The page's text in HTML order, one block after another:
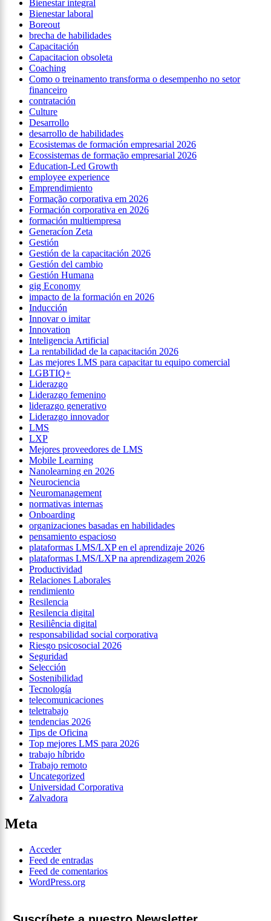
Bienestar integral
Bienestar laboral
Boreout
brecha de habilidades
Capacitación
Capacitacion obsoleta
Coaching
Como o treinamento transforma o desempenho no setor
financeiro
contratación
Culture
Desarrollo
desarrollo de habilidades
Ecosistemas de formación empresarial 2026
Ecossistemas de formação empresarial 2026
Education-Led Growth
employee experience
Emprendimiento
Formação corporativa em 2026
Formación corporativa en 2026
formación multiempresa
Generacíon Zeta
Gestión
Gestión de la capacitación 2026
Gestión del cambio
Gestión Humana
gig Economy
impacto de la formación en 2026
Inducción
Innovar o imitar
Innovation
Inteligencia Artificial
La rentabilidad de la capacitación 2026
Las mejores LMS para capacitar tu equipo comercial
LGBTIQ+
Liderazgo
Liderazgo femenino
liderazgo generativo
Liderazgo innovador
LMS
LXP
Mejores proveedores de LMS
Mobile Learning
Nanolearning en 2026
Neurociencia
Neuromanagement
normativas internas
Onboarding
organizaciones basadas en habilidades
pensamiento espacioso
plataformas LMS/LXP en el aprendizaje 2026
plataformas LMS/LXP na aprendizagem 2026
Productividad
Relaciones Laborales
rendimiento
Resilencia
Resilencia digital
Resiliência digital
responsabilidad social corporativa
Riesgo psicosocial 2026
Seguridad
Selección
Sostenibilidad
Tecnología
telecomunicaciones
teletrabajo
tendencias 2026
Tips de Oficina
Top mejores LMS para 2026
trabajo híbrido
Trabajo remoto
Uncategorized
Universidad Corporativa
Zalvadora
Meta
Acceder
Feed de entradas
Feed de comentarios
WordPress.org